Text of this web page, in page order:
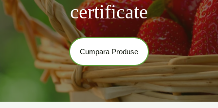
certificate
Cumpara Produse